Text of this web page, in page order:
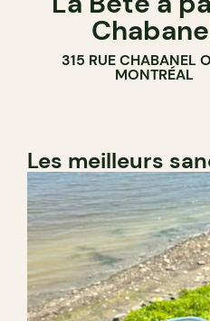
PÂTISSERIE
BOULANGERIE
315 RUE CHABANEL
MONTRÉAL
Les meilleurs